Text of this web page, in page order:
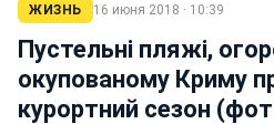
ЖИЗНЬ 16 июня 2018 · 10:39
Пустельні пляжі,
окупованому Криму
курортний сезон